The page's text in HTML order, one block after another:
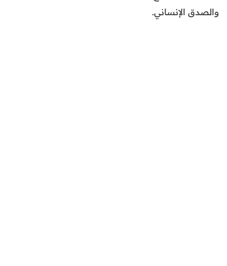
والصدق الإنساني.